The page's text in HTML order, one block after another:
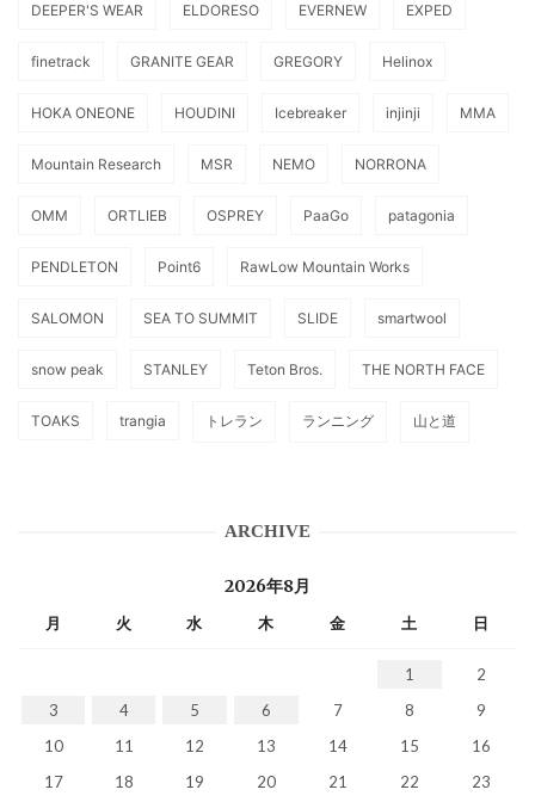
DEEPER'S WEAR ELDORESO EVERNEW EXPED
finetrack GRANITE GEAR GREGORY Helinox
HOKA ONEONE HOUDINI Icebreaker injinji MMA
Mountain Research MSR NEMO NORRONA
OMM ORTLIEB OSPREY PaaGo patagonia
PENDLETON Point6 RawLow Mountain Works
SALOMON SEA TO SUMMIT SLIDE smartwool
snow peak STANLEY Teton Bros. THE NORTH FACE
TOAKS trangia トレラン ランニング 山と道
ARCHIVE
2026年8月
月 火 水 木 金 土 日
1
2
3
4 5 6 7 8
9
10
11 12 13 14 15
16
17
18 19 20 21 22 23